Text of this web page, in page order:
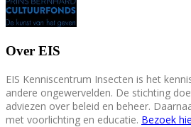
Over EIS
EIS Kenniscentrum Insecten is het
andere ongewervelden. De stichting
adviezen over beleid en beheer.
met voorlichting en educatie. Bezoek